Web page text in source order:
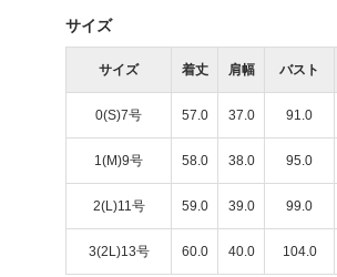
サイズ
サイズ 着丈 肩幅 バスト
0(S)7号 57.0 37.0 91.0
1(M)9号 58.0 38.0 95.0
2(L)11号 59.0 39.0 99.0
3(2L)13号 60.0 40.0 104.0